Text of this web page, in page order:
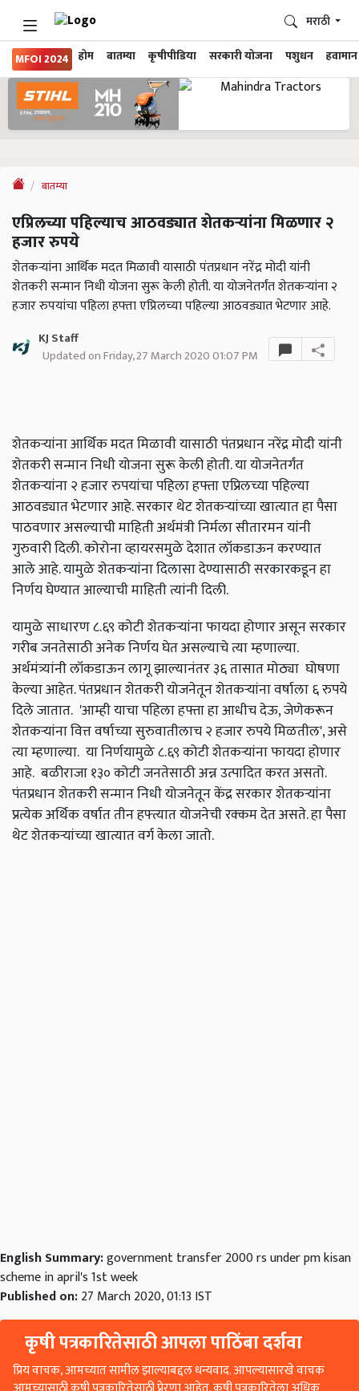
MFOI 2024 होम बातम्या कृषीपीडिया सरकारी योजना पशुधन हवामान
मराठी
बातम्या
एप्रिलच्या पहिल्याच आठवड्यात शेतकऱ्यांना मिळणार २
हजार रुपये
शेतकऱ्यांना आर्थिक मदत मिळावी यासाठी पंतप्रधान नरेंद्र मोदी यांनी
शेतकरी सन्मान निधी योजना सुरू केली होती. या योजनेतर्गंत शेतकऱ्यांना २
हजार रुपयांचा पहिला हफ्ता एप्रिलच्या पहिल्या आठवड्यात भेटणार आहे.
KJ Staff
Updated on Friday, 27 March 2020 01:07 PM
शेतकऱ्यांना आर्थिक मदत मिळावी यासाठी पंतप्रधान नरेंद्र मोदी यांनी
शेतकरी सन्मान निधी योजना सुरू केली होती. या योजनेतर्गंत
शेतकऱ्यांना २ हजार रुपयांचा पहिला हफ्ता एप्रिलच्या पहिल्या
आठवड्यात भेटणार आहे. सरकार थेट शेतकऱ्यांच्या खात्यात हा पैसा
पाठवणार असल्याची माहिती अर्थमंत्री निर्मला सीतारमन यांनी
गुरुवारी दिली. कोरोना व्हायरसमुळे देशात लॉकडाऊन करण्यात
आले आहे. यामुळे शेतकऱ्यांना दिलासा देण्यासाठी सरकारकडून हा
निर्णय घेण्यात आल्याची माहिती त्यांनी दिली.
यामुळे साधारण ८.६९ कोटी शेतकऱ्यांना फायदा होणार असून सरकार
गरीब जनतेसाठी अनेक निर्णय घेत असल्याचे त्या म्हणाल्या.
अर्थमंत्र्यांनी लॉकडाऊन लागू झाल्यानंतर ३६ तासात मोठ्या घोषणा
केल्या आहेत. पंतप्रधान शेतकरी योजनेतून शेतकऱ्यांना वर्षाला ६ रुपये
दिले जातात. 'आम्ही याचा पहिला हफ्ता हा आधीच देऊ, जेणेकरून
शेतकऱ्यांना वित्त वर्षाच्या सुरुवातीलाच २ हजार रुपये मिळतील', असे
त्या म्हणाल्या. या निर्णयामुळे ८.६९ कोटी शेतकऱ्यांना फायदा होणार
आहे. बळीराजा १३० कोटी जनतेसाठी अन्न उत्पादित करत असतो.
पंतप्रधान शेतकरी सन्मान निधी योजनेतून केंद्र सरकार शेतकऱ्यांना
प्रत्येक अर्थिक वर्षात तीन हफ्त्यात योजनेची रक्कम देत असते. हा पैसा
थेट शेतकऱ्यांच्या खात्यात वर्ग केला जातो.
English Summary:government transfer 2000 rs under pm kisan
scheme in april's 1st week
Published on:27 March 2020, 01:13 IST
कृषी पत्रकारितेसाठी आपला पाठिंबा दर्शवा
प्रिय वाचक, आमच्यात सामील झाल्याबद्दल धन्यवाद. आपल्यासारखे वाचक